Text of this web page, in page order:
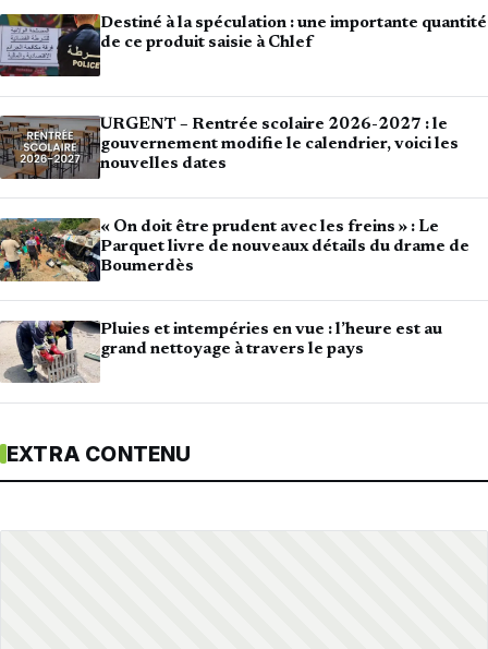
Destiné à la spéculation : une importante quantité
de ce produit saisie à Chlef
URGENT – Rentrée scolaire 2026-2027 : le
gouvernement modifie le calendrier, voici les
nouvelles dates
« On doit être prudent avec les freins » : Le
Parquet livre de nouveaux détails du drame de
Boumerdès
Pluies et intempéries en vue : l’heure est au
grand nettoyage à travers le pays
EXTRA CONTENU